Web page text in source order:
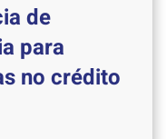
de
para
no crédito